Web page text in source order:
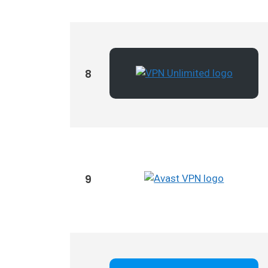
Hotspot Shield
Ipvanish
SaferVPN
VPN Unlimited
8
9